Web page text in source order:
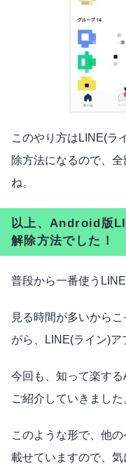
このやり方はLINE(ラ
除方法になるので、
ね。
以上、Android版
解除方法でした！
普段から一番使う
見る時間が多いから
がら、LINE(ライン)ア
今回も、知って楽す
ご紹介していきました
このような形で、他
載せていますので、